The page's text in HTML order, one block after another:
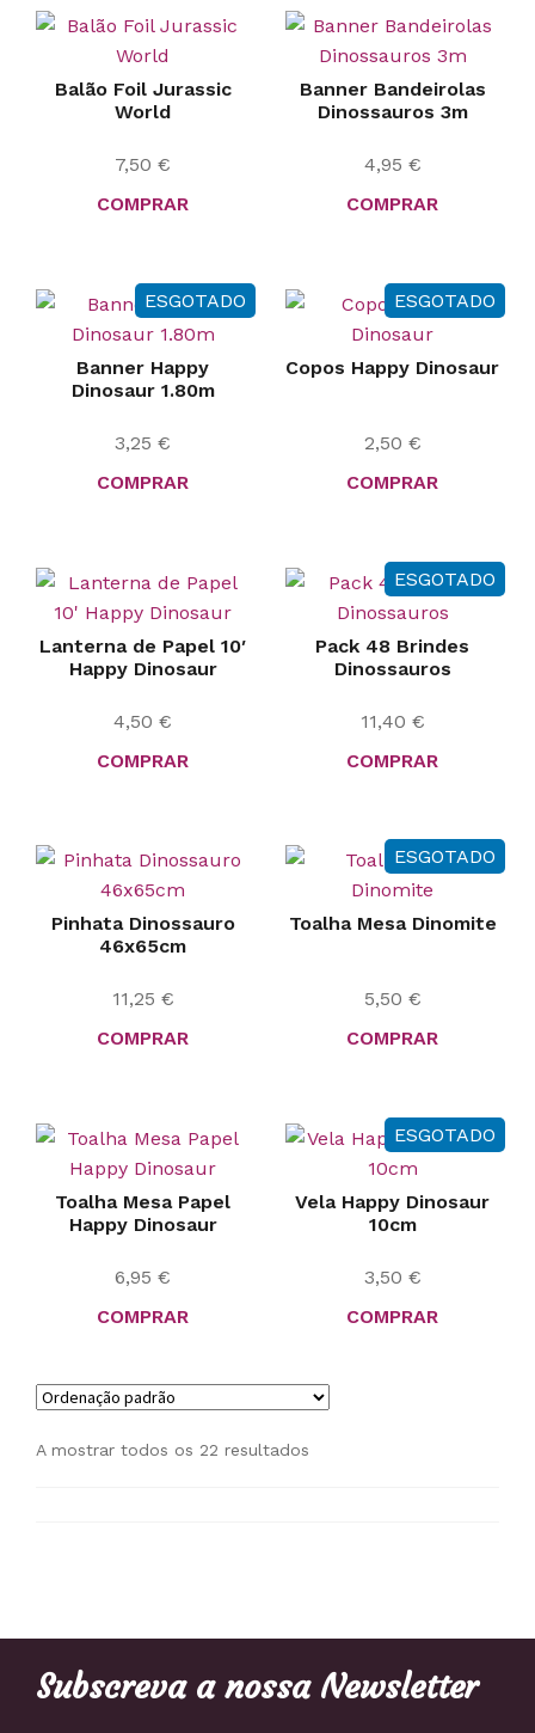
Balão Foil Jurassic
World
7,50 €
COMPRAR
Banner Bandeirolas
Dinossauros 3m
4,95 €
COMPRAR
ESGOTADO
Banner Happy
Dinosaur 1.80m
3,25 €
COMPRAR
ESGOTADO
Copos Happy Dinosaur
2,50 €
COMPRAR
Lanterna de Papel 10′
Happy Dinosaur
4,50 €
COMPRAR
ESGOTADO
Pack 48 Brindes
Dinossauros
11,40 €
COMPRAR
Pinhata Dinossauro
46x65cm
11,25 €
COMPRAR
ESGOTADO
Toalha Mesa Dinomite
5,50 €
COMPRAR
Toalha Mesa Papel
Happy Dinosaur
6,95 €
COMPRAR
ESGOTADO
Vela Happy Dinosaur
10cm
3,50 €
COMPRAR
A mostrar todos os 22 resultados
Subscreva a nossa Newsletter